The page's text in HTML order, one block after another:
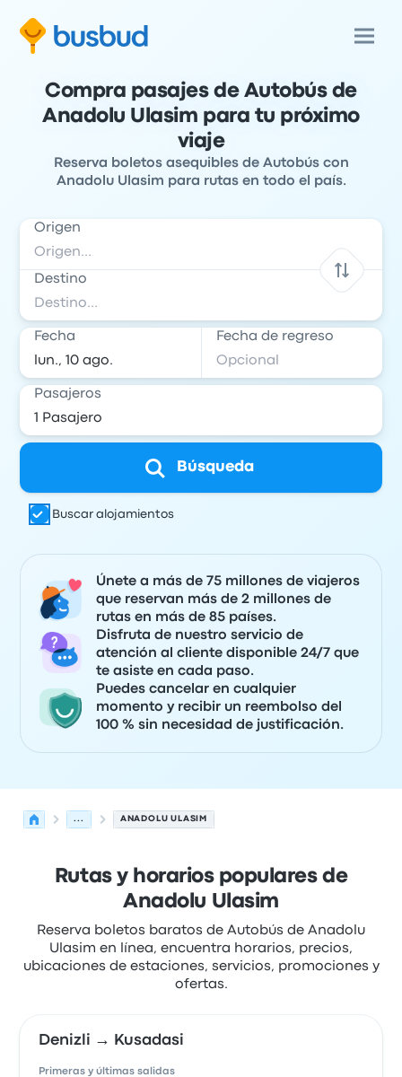
Compra pasajes de Autobús de
Anadolu Ulasim para tu próximo
viaje
Reserva boletos asequibles de Autobús con
Anadolu Ulasim para rutas en todo el país.
Origen
Destino
Fecha Fecha de regreso
Pasajeros
Búsqueda
Buscar alojamientos
Únete a más de 75 millones de viajeros
que reservan más de 2 millones de
rutas en más de 85 países.
Disfruta de nuestro servicio de
atención al cliente disponible 24/7 que
te asiste en cada paso.
Puedes cancelar en cualquier
momento y recibir un reembolso del
100 % sin necesidad de justificación.
... ANADOLU ULASIM
Rutas y horarios populares de
Anadolu Ulasim
Reserva boletos baratos de Autobús de Anadolu
Ulasim en línea, encuentra horarios, precios,
ubicaciones de estaciones, servicios, promociones y
ofertas.
Denizli → Kusadasi
Primeras y últimas salidas